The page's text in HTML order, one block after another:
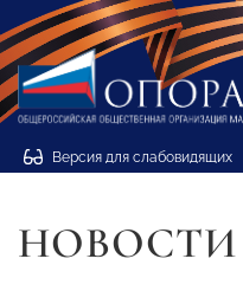
Версия для слабовидящих
НОВОСТИ